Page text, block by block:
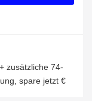
zusätzliche 74-
spare jetzt €